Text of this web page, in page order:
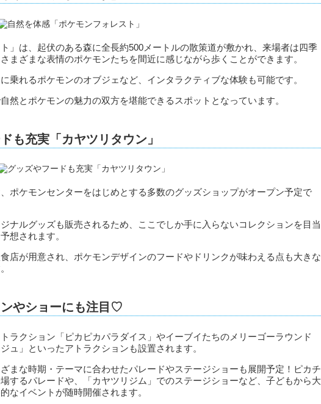
ト」は、起伏のある森に全長約500メートルの散策道が敷かれ、来場者は四季
まざまな表情のポケモンたちを間近に感じながら歩くことができます。
乗れるポケモンのオブジェなど、インタラクティブな体験も可能です。
然とポケモンの魅力の双方を堪能できるスポットとなっています。
も充実「カヤツリタウン」
ポケモンセンターをはじめとする多数のグッズショップがオープン予定で
ナルグッズも販売されるため、ここでしか手に入らないコレクションを目当
想されます。
店が用意され、ポケモンデザインのフードやドリンクが味わえる点も大きな
やショーにも注目♡
ラクション「ピカピカパラダイス」やイーブイたちのメリーゴーラウンド
ュ」といったアトラクションも設置されます。
まな時期・テーマに合わせたパレードやステージショーも展開予定！ピカチ
するパレードや、「カヤツリジム」でのステージショーなど、子どもから大
なイベントが随時開催されます。